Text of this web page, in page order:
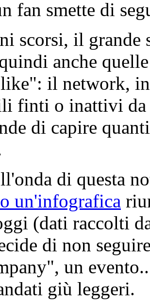
fan smette di
scorsi, il grande
anche
il network,
finti o inattivi da
di capire
di questa
un'infografica
(dati raccolti
di non
un
giù leggeri.